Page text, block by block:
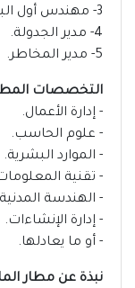
3- مهندس أول البنية التحتية لتقنية المعلومات.
4- مدير الجدولة.
5- مدير المخاطر.
التخصصات
- إدارة الأعمال.
- علوم الحاسب.
- الموارد البشرية.
- تقنية
- الهندسة
- إدارة الإنشاءات.
- أو ما يعادلها.
نبذة عن مطار